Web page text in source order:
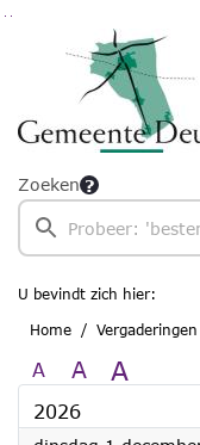
Ga naar de inhoud van deze
Ga naar het zoeken
Ga naar het menu
Zoeken
U bevindt zich hier:
Home
Vergaderingen
A A A
2026